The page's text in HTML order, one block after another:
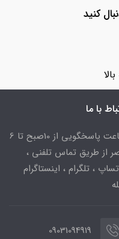
کنید
با ما
ساعت پاسخگویی از 10صبح تا 6
از طریق تماس تلفنی ،
، تلگرام ، اینستاگرام
09031094919